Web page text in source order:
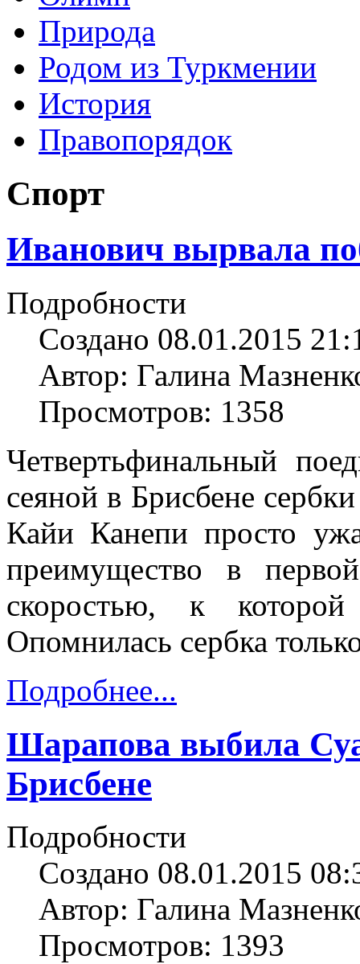
Природа
Родом из Туркмении
История
Правопорядок
Спорт
Иванович вырвала
Подробности
Создано 08.01.2015
Автор: Галина
Просмотров: 1358
Четвертьфинальный
сеяной в Брисбене
Кайи Канепи просто
преимущество в
скоростью, к
Опомнилась сербка
Подробнее...
Шарапова выбила
Брисбене
Подробности
Создано 08.01.2015
Автор: Галина
Просмотров: 1393